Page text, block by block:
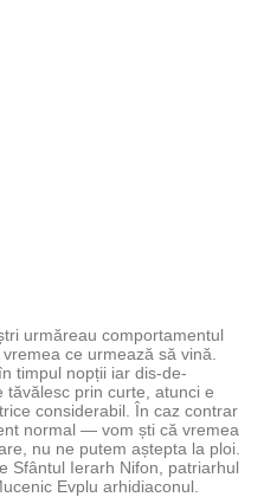
urmăreau comportamentul
ce urmează să vină.
timpul nopții iar dis-de-
tăvălesc prin curte, atunci e
considerabil. În caz contrar
normal — vom ști că vremea
nu ne putem aștepta la ploi.
Sfântul Ierarh Nifon, patriarhul
Evplu arhidiaconul.